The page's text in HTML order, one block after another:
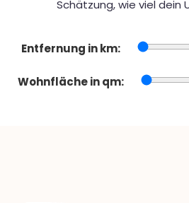
Schätzung, wie viel dein
Entfernung in km:
Wohnfläche in qm: